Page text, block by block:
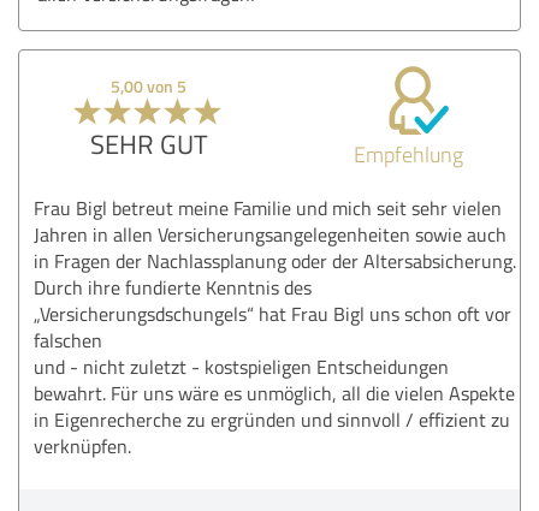
5,00 von 5
SEHR GUT Empfehlung
Frau Bigl betreut meine Familie und mich seit sehr vielen
Jahren in allen Versicherungsangelegenheiten sowie auch
in Fragen der Nachlassplanung oder der Altersabsicherung.
Durch ihre fundierte Kenntnis des
„Versicherungsdschungels“ hat Frau Bigl uns schon oft vor
falschen
und - nicht zuletzt - kostspieligen Entscheidungen
bewahrt. Für uns wäre es unmöglich, all die vielen Aspekte
in Eigenrecherche zu ergründen und sinnvoll / effizient zu
verknüpfen.